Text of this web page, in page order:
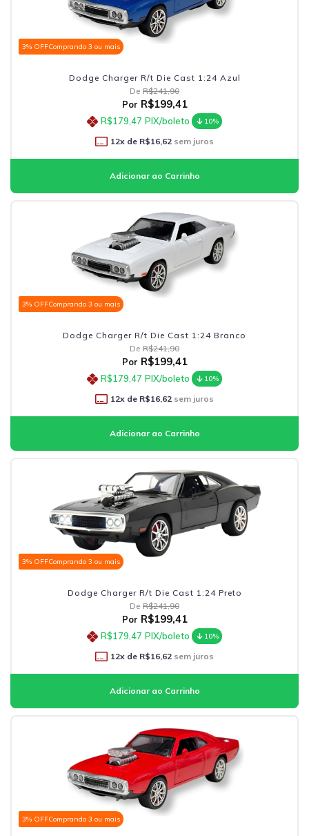
3% OFFComprando 3 ou mais
Dodge Charger R/t Die Cast 1:24 Azul
De R$241,90
Por R$199,41
R$179,47 PIX/boleto 10%
12x de R$16,62 sem juros
3% OFFComprando 3 ou mais
Dodge Charger R/t Die Cast 1:24 Branco
De R$241,90
Por R$199,41
R$179,47 PIX/boleto 10%
12x de R$16,62 sem juros
3% OFFComprando 3 ou mais
Dodge Charger R/t Die Cast 1:24 Preto
De R$241,90
Por R$199,41
R$179,47 PIX/boleto 10%
12x de R$16,62 sem juros
3% OFFComprando 3 ou mais